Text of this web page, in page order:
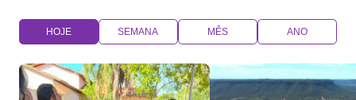
HOJE SEMANA MÊS ANO